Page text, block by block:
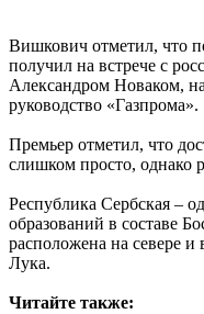
Вишкович отметил, что
получил на встрече с
Александром Новаком,
руководство «Газпрома».
Премьер отметил, что
слишком просто, однако
Республика Сербская –
образований в составе
расположена на севере и
Лука.
Читайте также: